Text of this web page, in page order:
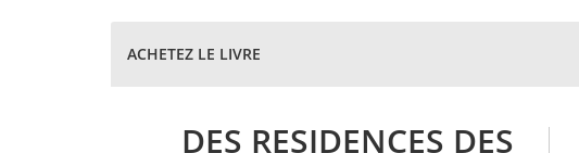
ACHETEZ LE LIVRE
DES RESIDENCES DES